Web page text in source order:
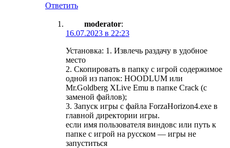
Ответить
moderator:
16.07.2023 в 22:23
Установка: 1. Извлечь раздачу в удобное
место
2. Скопировать в папку с игрой содержимое
одной из папок: HOODLUM или
Mr.Goldberg XLive Emu в папке Crack (с
заменой файлов);
3. Запуск игры с файла ForzaHorizon4.exe в
главной директории игры.
если имя пользователя виндовс или путь к
папке с игрой на русском — игры не
запуститься